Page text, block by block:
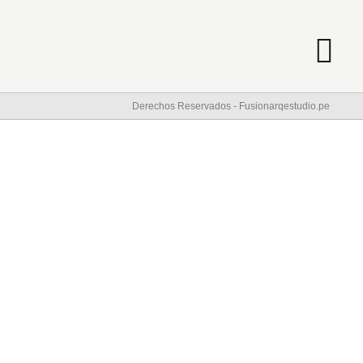
Derechos Reservados - Fusionarqestudio.pe